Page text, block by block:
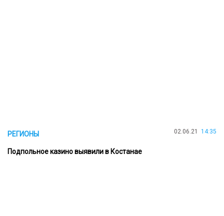
РЕГИОНЫ 02.06.21 14:35
Подпольное казино выявили в Костанае